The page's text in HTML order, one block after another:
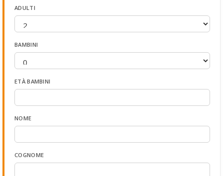
ADULTI
BAMBINI
ETÀ BAMBINI
NOME
COGNOME